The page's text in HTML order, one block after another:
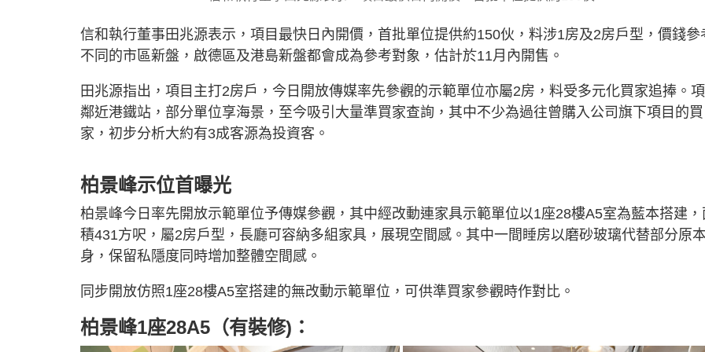
信和執行董事田兆源表示，項目最快日內開價，首批單位提供約150伙，料涉1房及2房戶型，價錢參
不同的市區新盤，啟德區及港島新盤都會成為參考對象，估計於11月內開售。
田兆源指出，項目主打2房戶，今日開放傳媒率先參觀的示範單位亦屬2房，料受多元化買家追捧。項
鄰近港鐵站，部分單位享海景，至今吸引大量準買家查詢，其中不少為過往曾購入公司旗下項目的買
家，初步分析大約有3成客源為投資客。
柏景峰示位首曝光
柏景峰今日率先開放示範單位予傳媒參觀，其中經改動連家具示範單位以1座28樓A5室為藍本搭建，
積431方呎，屬2房戶型，長廳可容納多組家具，展現空間感。其中一間睡房以磨砂玻璃代替部分原
身，保留私隱度同時增加整體空間感。
同步開放仿照1座28樓A5室搭建的無改動示範單位，可供準買家參觀時作對比。
柏景峰1座28A5（有裝修)：